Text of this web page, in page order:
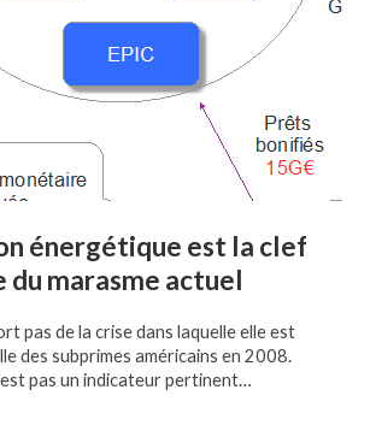
énergétique est la clef
du marasme actuel
pas de la crise dans laquelle elle est
des subprimes américains en 2008.
pas un indicateur pertinent…